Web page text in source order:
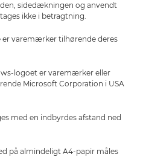
sidedækningen og anvendt
ikke i betragtning.
varemærker tilhørende deres
logoet er varemærker eller
Microsoft Corporation i USA
med en indbyrdes afstand ned
på almindeligt A4-papir måles